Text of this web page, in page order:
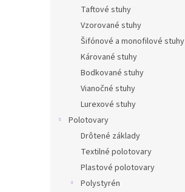
Taftové stuhy
Vzorované stuhy
Šifónové a monofilové stuhy
Kárované stuhy
Bodkované stuhy
Vianočné stuhy
Lurexové stuhy
Polotovary
Drôtené základy
Textilné polotovary
Plastové polotovary
Polystyrén